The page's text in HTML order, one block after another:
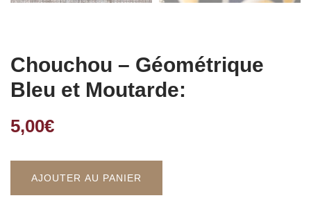
Chouchou – Géométrique
Bleu et Moutarde:
5,00€
AJOUTER AU PANIER